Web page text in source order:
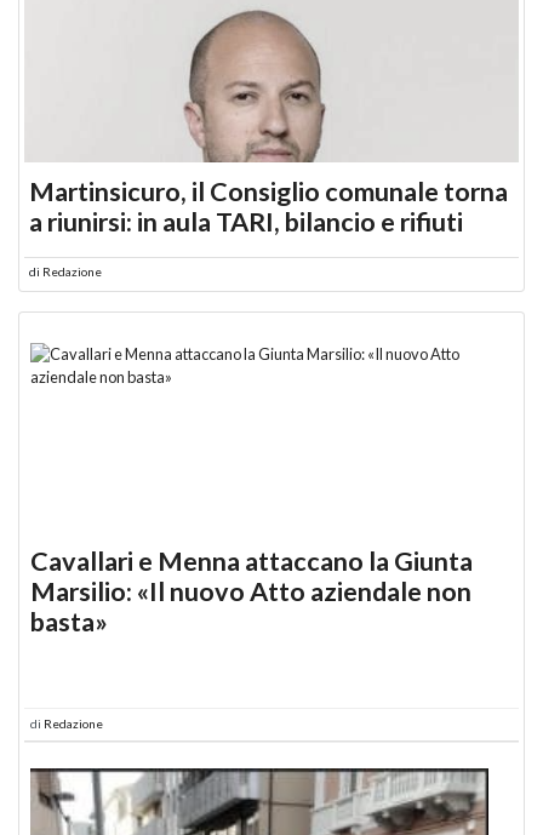
Martinsicuro, il Consiglio comunale torna
a riunirsi: in aula TARI, bilancio e rifiuti
di Redazione
Cavallari e Menna attaccano la Giunta
Marsilio: «Il nuovo Atto aziendale non
basta»
di Redazione